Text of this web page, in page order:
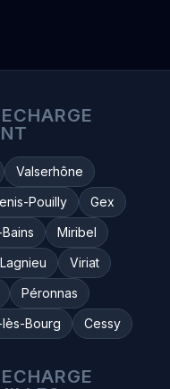
Valserhône
Pouilly
Gex
Miribel
Lagnieu
Viriat
Péronnas
Bourg Cessy